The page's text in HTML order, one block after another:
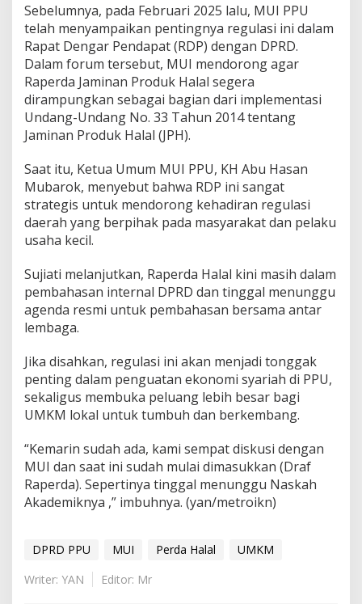
Sebelumnya, pada Februari 2025 lalu, MUI PPU
telah menyampaikan pentingnya regulasi ini dalam
Rapat Dengar Pendapat (RDP) dengan DPRD.
Dalam forum tersebut, MUI mendorong agar
Raperda Jaminan Produk Halal segera
dirampungkan sebagai bagian dari implementasi
Undang-Undang No. 33 Tahun 2014 tentang
Jaminan Produk Halal (JPH).
Saat itu, Ketua Umum MUI PPU, KH Abu Hasan
Mubarok, menyebut bahwa RDP ini sangat
strategis untuk mendorong kehadiran regulasi
daerah yang berpihak pada masyarakat dan pelaku
usaha kecil.
Sujiati melanjutkan, Raperda Halal kini masih dalam
pembahasan internal DPRD dan tinggal menunggu
agenda resmi untuk pembahasan bersama antar
lembaga.
Jika disahkan, regulasi ini akan menjadi tonggak
penting dalam penguatan ekonomi syariah di PPU,
sekaligus membuka peluang lebih besar bagi
UMKM lokal untuk tumbuh dan berkembang.
“Kemarin sudah ada, kami sempat diskusi dengan
MUI dan saat ini sudah mulai dimasukkan (Draf
Raperda). Sepertinya tinggal menunggu Naskah
Akademiknya ,” imbuhnya. (yan/metroikn)
DPRD PPU MUI Perda Halal
UMKM
Writer: YAN
Editor: Mr